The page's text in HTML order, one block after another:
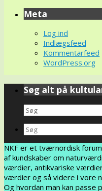
Meta
Log ind
Indlægsfeed
Kommentarfeed
WordPress.org
Søg alt på
Search
for:
Search
for:
NKF er et tværnordisk
af kundskaber om
værdier, antikvariske
værdier og så videre i vore
Og hvordan man kan passe